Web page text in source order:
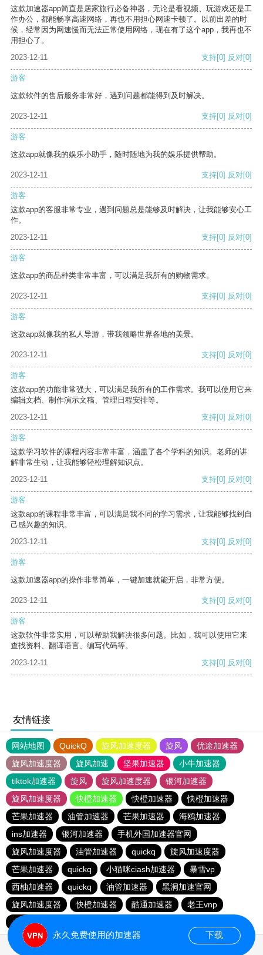
这款加速器app简直是居家旅行必备神器，无论是看视频、玩游戏还是工
作办公，都能畅享高速网络，再也不用担心网速卡顿了。以前出差的时
候，经常因为网速慢而无法正常使用网络，现在有了这个app，我再也不
用担心了。
2023-12-11
支持[0] 反对[0]
游客
这款软件的售后服务非常好，遇到问题都能得到及时解决。
2023-12-11 支持[0] 反对[0]
游客
这款app就像我的娱乐小助手，随时随地为我的娱乐提供帮助。
2023-12-11 支持[0] 反对[0]
游客
这款app的客服非常专业，遇到问题总是能够及时解决，让我能够安心工
作。
2023-12-11
支持[0] 反对[0]
游客
这款app的商品种类非常丰富，可以满足我所有的购物需求。
2023-12-11 支持[0] 反对[0]
游客
这款app就像我的私人导游，带我领略世界各地的美景。
2023-12-11 支持[0] 反对[0]
游客
这款app的功能非常强大，可以满足我所有的工作需求。我可以使用它来
编辑文档、制作演示文稿、管理日程安排等。
2023-12-11
支持[0] 反对[0]
游客
这款学习软件的课程内容非常丰富，涵盖了各个学科的知识。老师的讲
解非常生动，让我能够轻松理解知识点。
2023-12-11
支持[0] 反对[0]
游客
这款app的课程非常丰富，可以满足我不同的学习需求，让我能够找到自
己感兴趣的知识。
2023-12-11
支持[0] 反对[0]
游客
这款加速器app的操作非常简单，一键加速就能开启，非常方便。
2023-12-11 支持[0] 反对[0]
游客
这款软件非常实用，可以帮助我解决很多问题。比如，我可以使用它来
查找资料、翻译语言、编写代码等。
2023-12-11
支持[0] 反对[0]
友情链接
网站地图 QuickQ 旋风加速度器 旋风
优途加速器
旋风加速度器
旋风加速 坚果加速器
小牛加速器
tiktok加速器
旋风 旋风加速度器
银河加速器
旋风加速度器
快橙加速器 快橙加速器
快橙加速器
芒果加速器
油管加速器 芒果加速器
海鸥加速器
ins加速器
银河加速器
手机外国加速器官网
旋风加速度器
油管加速器 quickq
旋风加速度器
芒果加速器
quickq 小猫咪ciash加速器
暴雪vp
西柚加速器
quickq 油管加速器
黑洞加速官网
旋风加速度器
快橙加速器 酷通加速器
老王vnp
小猫咪ciash加速器
永久免费使用的加速器 下载